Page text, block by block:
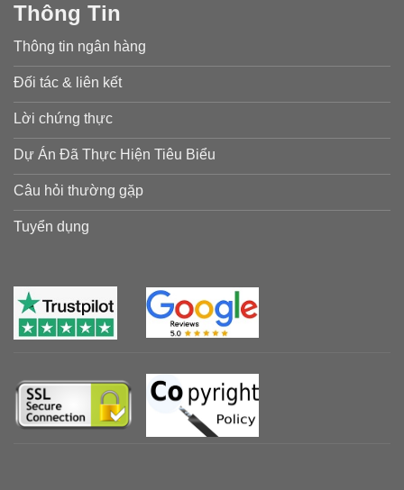
Thông Tin
Thông tin ngân hàng
Đối tác & liên kết
Lời chứng thực
Dự Án Đã Thực Hiện Tiêu Biểu
Câu hỏi thường gặp
Tuyển dụng